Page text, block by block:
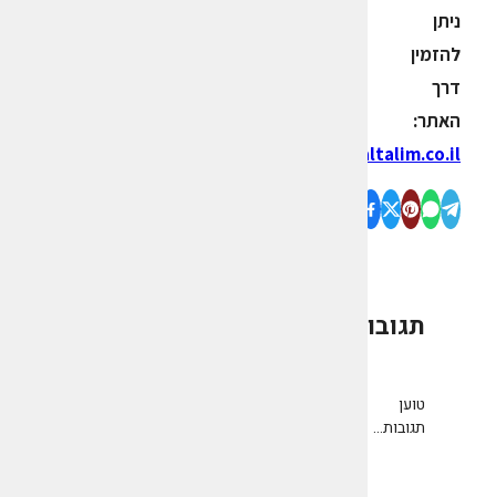
ניתן
להזמין
דרך
האתר:
www.taltalim.co.il
תגובות
טוען
תגובות...